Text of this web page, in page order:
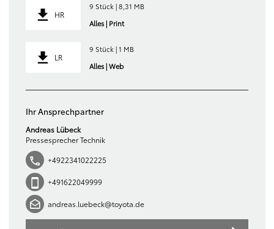
HR
9 Stück | 8,31 MB
Alles | Print
LR
9 Stück | 1 MB
Alles | Web
Ihr Ansprechpartner
Andreas Lübeck
Pressesprecher Technik
+4922341022225
+491622049999
andreas.luebeck@toyota.de